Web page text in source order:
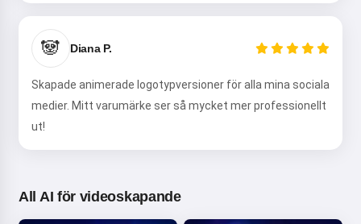
🐼 Diana P.
Skapade animerade logotypversioner för alla mina sociala
medier. Mitt varumärke ser så mycket mer professionellt
ut!
All AI för videoskapande